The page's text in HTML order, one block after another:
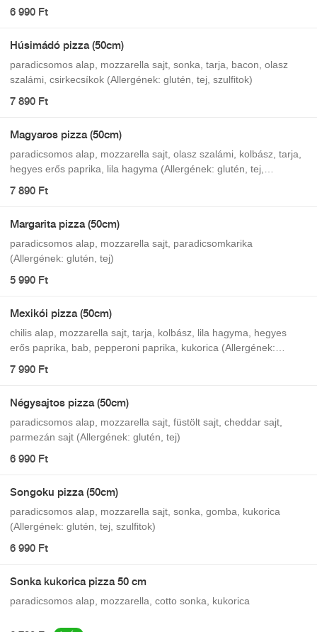
6 990 Ft
Húsimádó pizza (50cm)
paradicsomos alap, mozzarella sajt, sonka, tarja, bacon, olasz
szalámi, csirkecsíkok (Allergének: glutén, tej, szulfitok)
7 890 Ft
Magyaros pizza (50cm)
paradicsomos alap, mozzarella sajt, olasz szalámi, kolbász, tarja,
hegyes erős paprika, lila hagyma (Allergének: glutén, tej,
7 890 Ft
Margarita pizza (50cm)
paradicsomos alap, mozzarella sajt, paradicsomkarika
(Allergének: glutén, tej)
5 990 Ft
Mexikói pizza (50cm)
chilis alap, mozzarella sajt, tarja, kolbász, lila hagyma, hegyes
erős paprika, bab, pepperoni paprika, kukorica (Allergének:
7 990 Ft
Négysajtos pizza (50cm)
paradicsomos alap, mozzarella sajt, füstölt sajt, cheddar sajt,
parmezán sajt (Allergének: glutén, tej)
6 990 Ft
Songoku pizza (50cm)
paradicsomos alap, mozzarella sajt, sonka, gomba, kukorica
(Allergének: glutén, tej, szulfitok)
6 990 Ft
Sonka kukorica pizza 50 cm
paradicsomos alap, mozzarella, cotto sonka, kukorica